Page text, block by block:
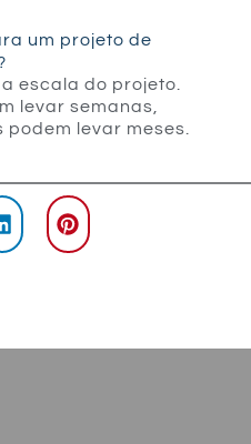
um projeto de
escala do projeto.
levar semanas,
levar meses.